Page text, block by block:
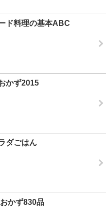
ド料理の基本ABC
かず2015
ダごはん
かず830品